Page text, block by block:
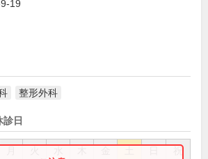
19
整形外科
日
祝